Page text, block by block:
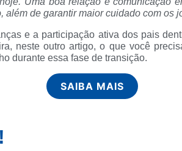
de garantir maior cuidado com os
e a participação ativa dos pais
neste outro artigo, o que você
durante essa fase de transição.
SAIBA MAIS